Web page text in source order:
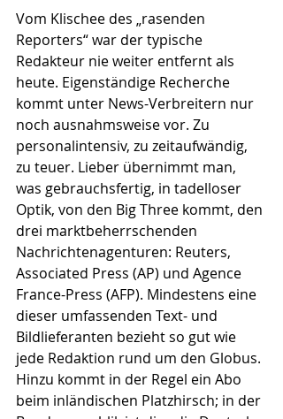
Vom Klischee des „rasenden
Reporters“ war der typische
Redakteur nie weiter entfernt als
heute. Eigenständige Recherche
kommt unter News-Verbreitern nur
noch ausnahmsweise vor. Zu
personalintensiv, zu zeitaufwändig,
zu teuer. Lieber übernimmt man,
was gebrauchsfertig, in tadelloser
Optik, von den Big Three kommt, den
drei marktbeherrschenden
Nachrichtenagenturen: Reuters,
Associated Press (AP) und Agence
France-Press (AFP). Mindestens eine
dieser umfassenden Text- und
Bildlieferanten bezieht so gut wie
jede Redaktion rund um den Globus.
Hinzu kommt in der Regel ein Abo
beim inländischen Platzhirsch; in der